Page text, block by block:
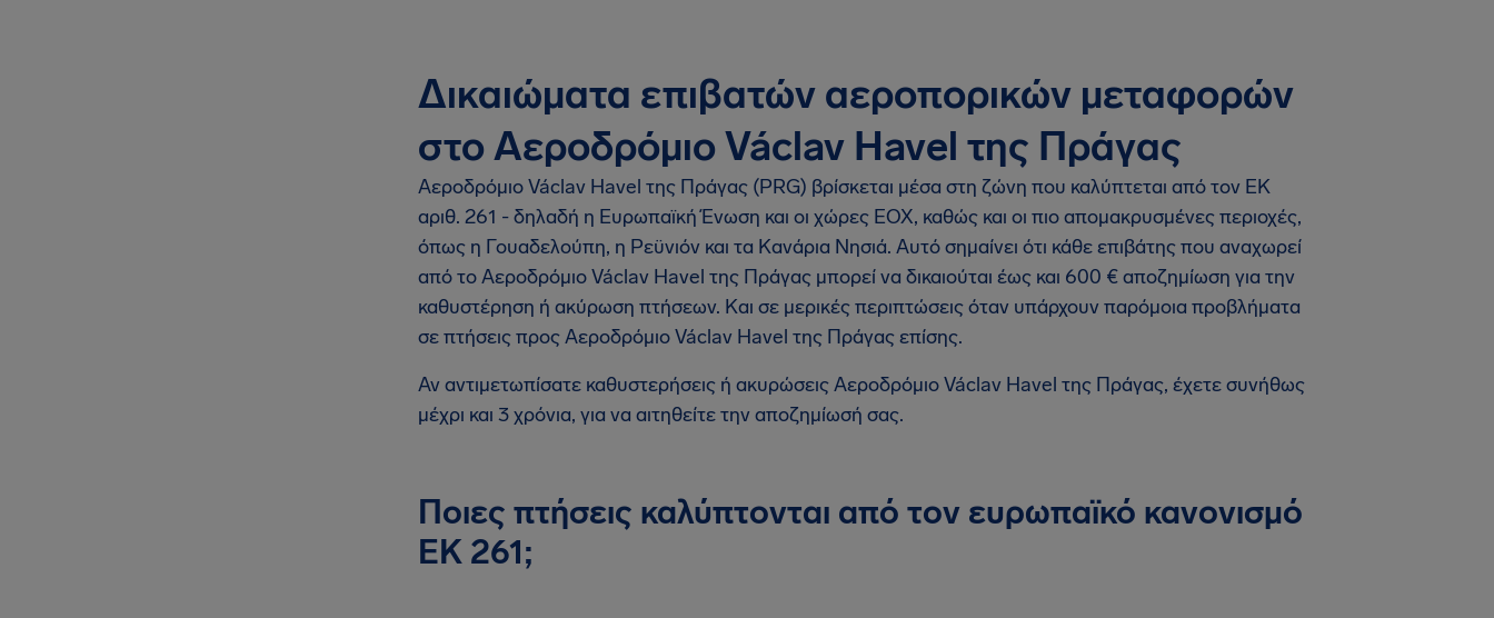
Δικαιώματα επιβατών αεροπορικών μεταφορών
στο Αεροδρόμιο Václav Havel της Πράγας
Αεροδρόμιο Václav Havel της Πράγας (PRG) βρίσκεται μέσα στη ζώνη που καλύπτεται από τον ΕΚ
αριθ. 261 - δηλαδή η Ευρωπαϊκή Ένωση και οι χώρες ΕΟΧ, καθώς και οι πιο απομακρυσμένες περιοχές,
όπως η Γουαδελούπη, η Ρεϋνιόν και τα Κανάρια Νησιά. Αυτό σημαίνει ότι κάθε επιβάτης που αναχωρεί
από το Αεροδρόμιο Václav Havel της Πράγας μπορεί να δικαιούται έως και 600 € αποζημίωση για την
καθυστέρηση ή ακύρωση πτήσεων. Και σε μερικές περιπτώσεις όταν υπάρχουν παρόμοια προβλήματα
σε πτήσεις προς Αεροδρόμιο Václav Havel της Πράγας επίσης.
Αν αντιμετωπίσατε καθυστερήσεις ή ακυρώσεις Αεροδρόμιο Václav Havel της Πράγας, έχετε συνήθως
μέχρι και 3 χρόνια, για να αιτηθείτε την αποζημίωσή σας.
Ποιες πτήσεις καλύπτονται από τον ευρωπαϊκό κανονισμό
ΕΚ 261;